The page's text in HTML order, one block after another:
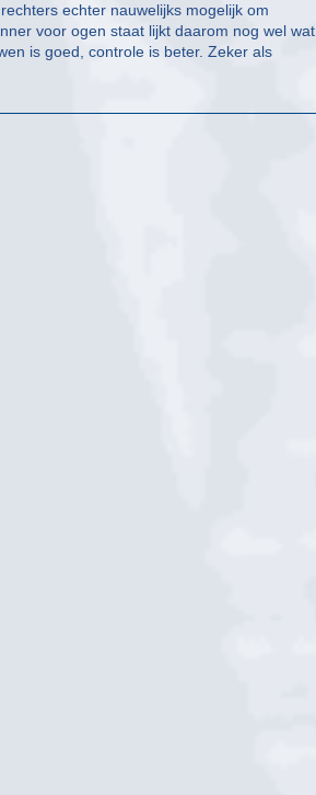
echter nauwelijks mogelijk om
voor ogen staat lijkt daarom nog wel wat
is goed, controle is beter. Zeker als